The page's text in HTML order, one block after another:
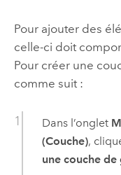
Pour ajouter des
celle-ci doit
Pour créer une
comme suit :
Dans l’onglet
(Couche),
une couche